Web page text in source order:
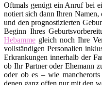
Oftmals genügt ein Anruf bei
notiert sich dann Ihren Namen,
und den prognostizierten
Beginn Ihres
Hebamme gleich noch Ihre
vollständigen Personalien
Erkrankungen innerhalb der
ob Ihr Partner oder Ehemann
oder ob es – wie
denen ganz offen nur mit den